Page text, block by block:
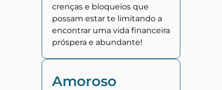
crenças e bloqueios que
possam estar te limitando a
encontrar uma vida financeira
próspera e abundante!
Amoroso